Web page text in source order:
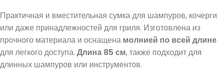
Практичная и вместительная сумка для шампуров, кочерги
или даже принадлежностей для гриля. Изготовлена из
прочного материала и оснащена молнией по всей длине
для легкого доступа. Длина 85 см, также подходит для
длинных шампуров или инструментов.